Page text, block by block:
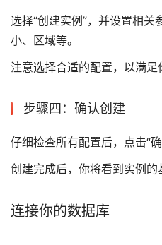
选择“创建实例”，并设置相
小、区域等。
注意选择合适的配置，以满足
步骤四：确认创建
仔细检查所有配置后，点击“确
创建完成后，你将看到实例的
连接你的数据库